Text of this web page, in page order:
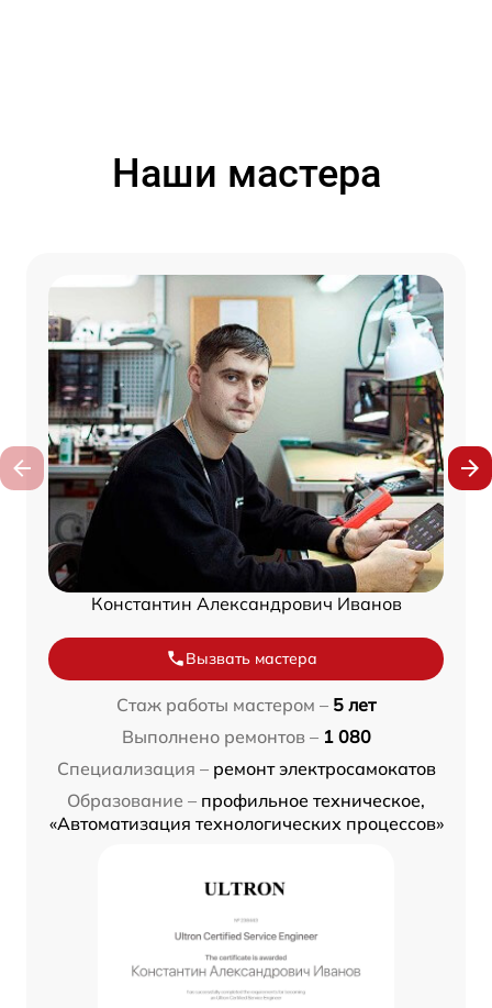
Наши мастера
Константин Александрович Иванов
Вызвать мастера
Стаж работы мастером – 5 лет
Выполнено ремонтов – 1 080
Специализация – ремонт электросамокатов
Образование – профильное техническое,
«Автоматизация технологических процессов»